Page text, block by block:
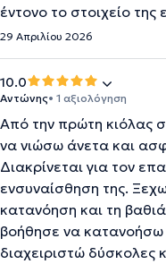
έντονο το στοιχείο της
29 Απριλίου 2026
10.0
Αντώνης• 1 αξιολόγηση
Από την πρώτη κιόλας
να νιώσω άνετα και
Διακρίνεται για τον
ενσυναίσθηση της.
κατανόηση και τη
βοήθησε να
διαχειριστώ